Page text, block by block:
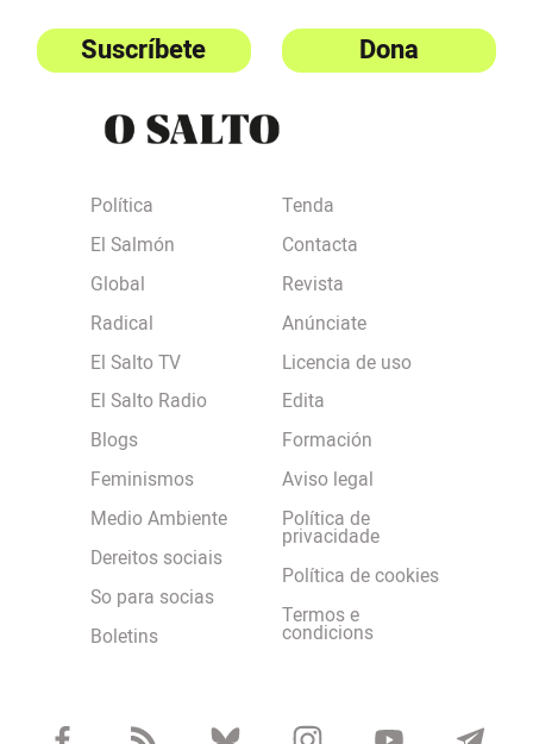
Suscríbete Dona
Política
El Salmón
Global
Radical
El Salto TV
El Salto Radio
Blogs
Feminismos
Medio Ambiente
Dereitos sociais
So para socias
Boletins
Tenda
Contacta
Revista
Anúnciate
Licencia de uso
Edita
Formación
Aviso legal
Política de
privacidade
Política de cookies
Termos e
condicions